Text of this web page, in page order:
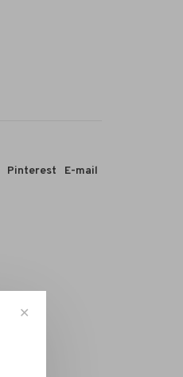
Pinterest E-mail
✕